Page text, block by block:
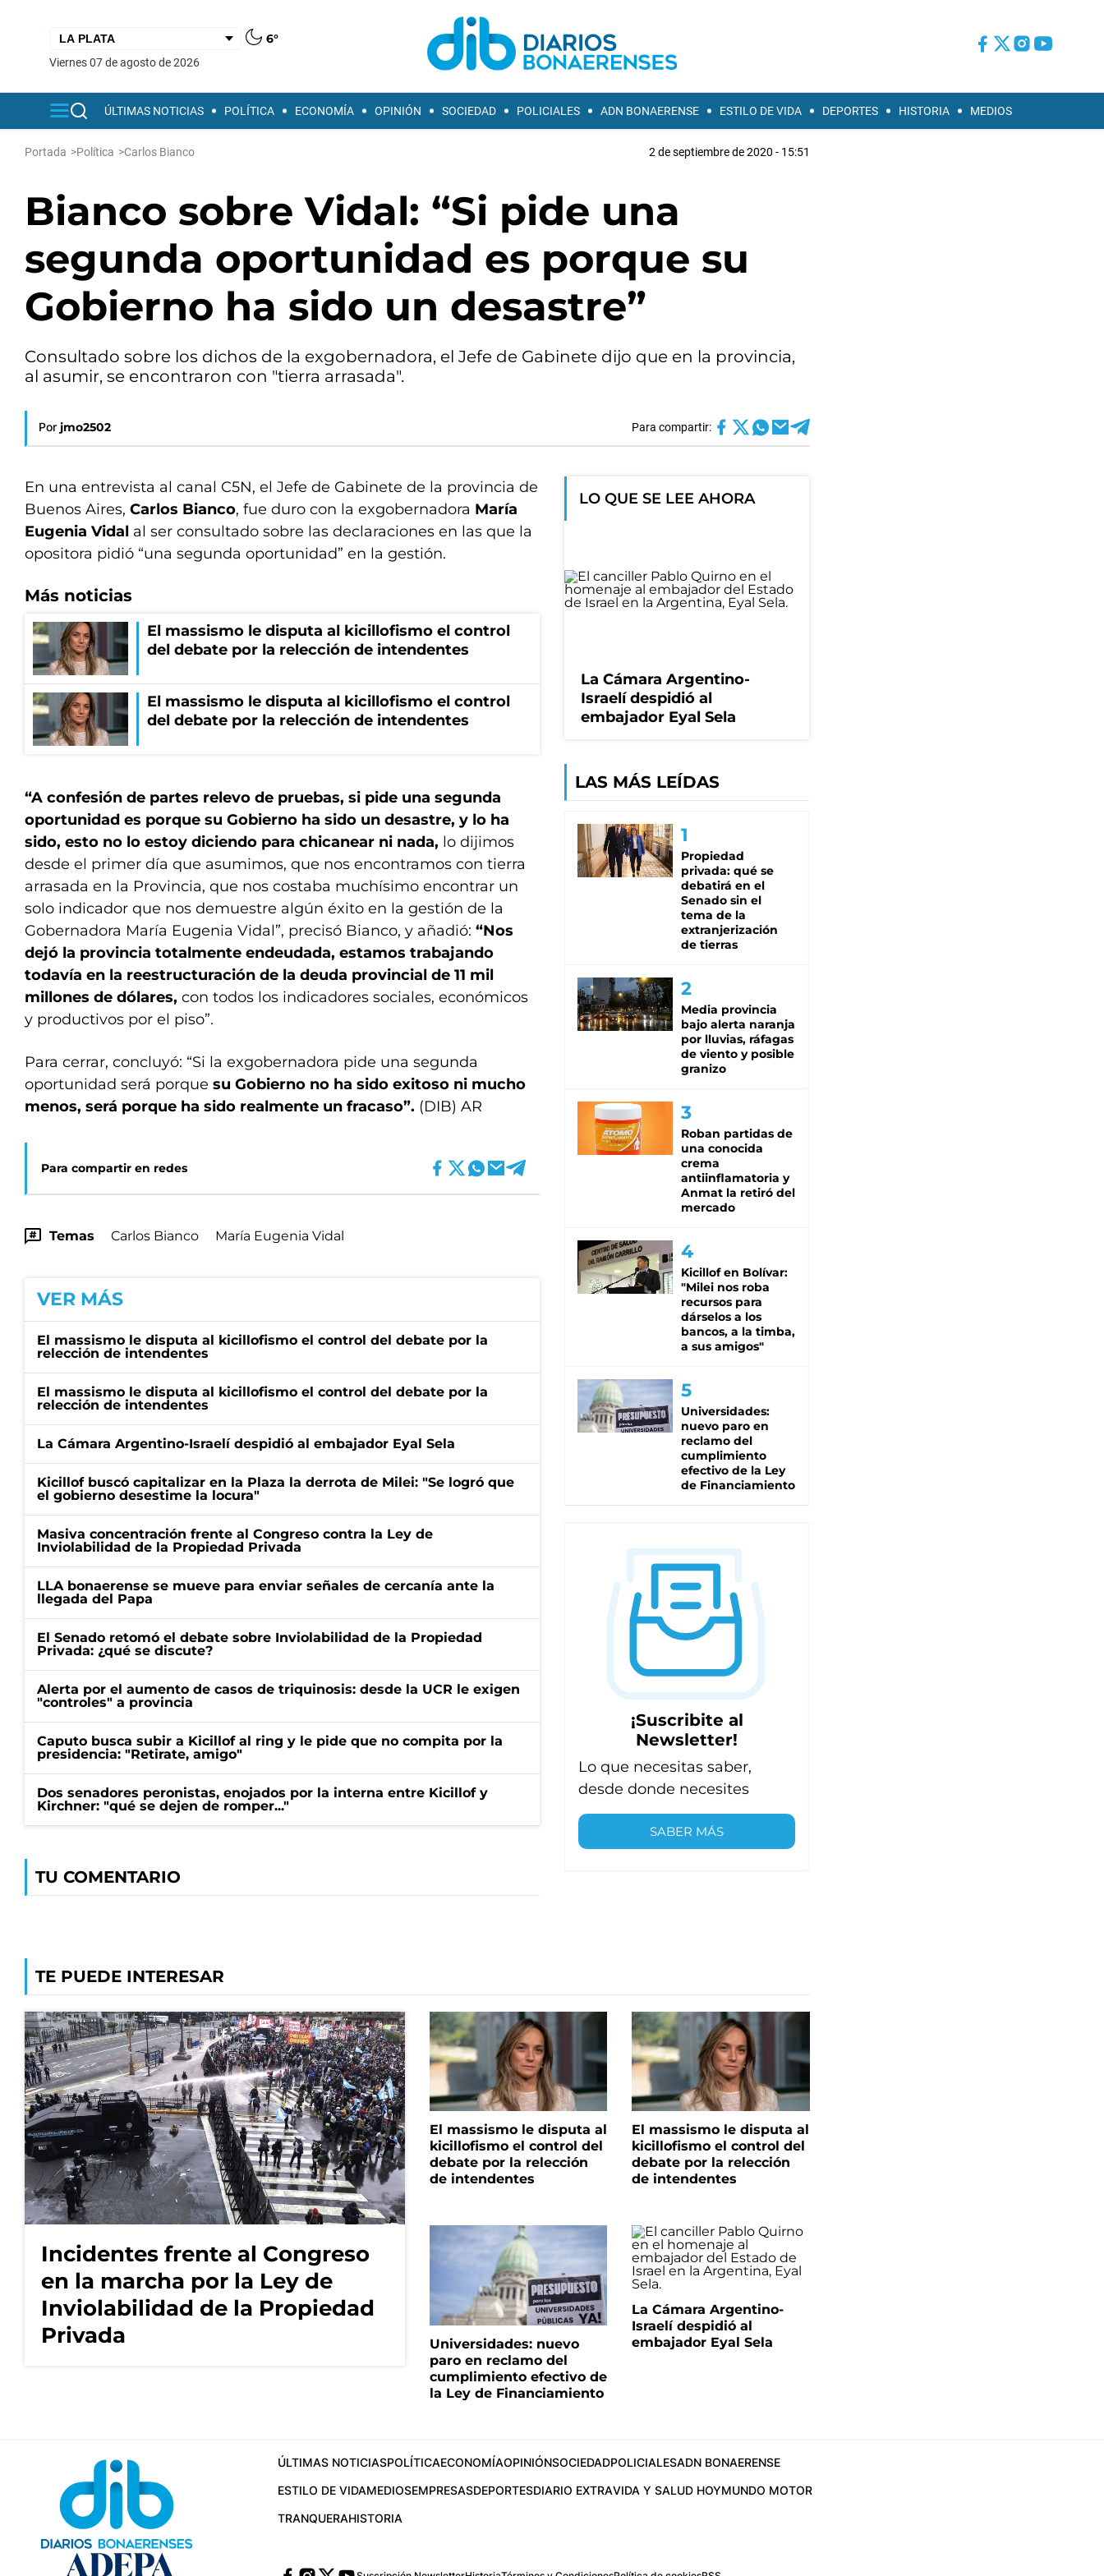
6°
viernes 07 de agosto de 2026
ÚLTIMAS NOTICIAS POLÍTICA ECONOMÍA OPINIÓN SOCIEDAD POLICIALES ADN BONAERENSE ESTILO DE VIDA DEPORTES HISTORIA MEDIOS
Portada >Política >Carlos Bianco 2 de septiembre de 2020 - 15:51
Bianco sobre Vidal: “Si pide una
segunda oportunidad es porque su
Gobierno ha sido un desastre”
Consultado sobre los dichos de la exgobernadora, el Jefe de Gabinete dijo que en la provincia,
al asumir, se encontraron con "tierra arrasada".
Por jmo2502 Para compartir:
En una entrevista al canal C5N, el Jefe de Gabinete de la provincia de
Buenos Aires, Carlos Bianco, fue duro con la exgobernadora María
Eugenia Vidal al ser consultado sobre las declaraciones en las que la
opositora pidió “una segunda oportunidad” en la gestión.
Más noticias
El massismo le disputa al kicillofismo el control
del debate por la relección de intendentes
El massismo le disputa al kicillofismo el control
del debate por la relección de intendentes
“A confesión de partes relevo de pruebas, si pide una segunda
oportunidad es porque su Gobierno ha sido un desastre, y lo ha
sido, esto no lo estoy diciendo para chicanear ni nada, lo dijimos
desde el primer día que asumimos, que nos encontramos con tierra
arrasada en la Provincia, que nos costaba muchísimo encontrar un
solo indicador que nos demuestre algún éxito en la gestión de la
Gobernadora María Eugenia Vidal”, precisó Bianco, y añadió: “Nos
dejó la provincia totalmente endeudada, estamos trabajando
todavía en la reestructuración de la deuda provincial de 11 mil
millones de dólares, con todos los indicadores sociales, económicos
y productivos por el piso”.
Para cerrar, concluyó: “Si la exgobernadora pide una segunda
oportunidad será porque su Gobierno no ha sido exitoso ni mucho
menos, será porque ha sido realmente un fracaso”. (DIB) AR
Para compartir en redes
Temas Carlos Bianco María Eugenia Vidal
VER MÁS
El massismo le disputa al kicillofismo el control del debate por la
relección de intendentes
El massismo le disputa al kicillofismo el control del debate por la
relección de intendentes
La Cámara Argentino-Israelí despidió al embajador Eyal Sela
Kicillof buscó capitalizar en la Plaza la derrota de Milei: "Se logró que
el gobierno desestime la locura"
Masiva concentración frente al Congreso contra la Ley de
Inviolabilidad de la Propiedad Privada
LLA bonaerense se mueve para enviar señales de cercanía ante la
llegada del Papa
El Senado retomó el debate sobre Inviolabilidad de la Propiedad
Privada: ¿qué se discute?
Alerta por el aumento de casos de triquinosis: desde la UCR le exigen
"controles" a provincia
Caputo busca subir a Kicillof al ring y le pide que no compita por la
presidencia: "Retirate, amigo"
Dos senadores peronistas, enojados por la interna entre Kicillof y
Kirchner: "qué se dejen de romper..."
TU COMENTARIO
LO QUE SE LEE AHORA
La Cámara Argentino-
Israelí despidió al
embajador Eyal Sela
LAS MÁS LEÍDAS
Propiedad
privada: qué se
debatirá en el
Senado sin el
tema de la
extranjerización
de tierras
Media provincia
bajo alerta naranja
por lluvias, ráfagas
de viento y posible
granizo
Roban partidas de
una conocida
crema
antiinflamatoria y
Anmat la retiró del
mercado
Kicillof en Bolívar:
"Milei nos roba
recursos para
dárselos a los
bancos, a la timba,
a sus amigos"
Universidades:
nuevo paro en
reclamo del
cumplimiento
efectivo de la Ley
de Financiamiento
¡Suscribite al
Newsletter!
Lo que necesitas saber,
desde donde necesites
SABER MÁS
TE PUEDE INTERESAR
Incidentes frente al Congreso
en la marcha por la Ley de
Inviolabilidad de la Propiedad
Privada
El massismo le disputa al
kicillofismo el control del
debate por la relección
de intendentes
El massismo le disputa al
kicillofismo el control del
debate por la relección
de intendentes
Universidades: nuevo
paro en reclamo del
cumplimiento efectivo de
la Ley de Financiamiento
La Cámara Argentino-
Israelí despidió al
embajador Eyal Sela
ÚLTIMAS NOTICIASPOLÍTICAECONOMÍAOPINIÓNSOCIEDADPOLICIALESADN BONAERENSE
ESTILO DE VIDAMEDIOSEMPRESASDEPORTESDIARIO EXTRAVIDA Y SALUD HOYMUNDO MOTOR
TRANQUERAHISTORIA